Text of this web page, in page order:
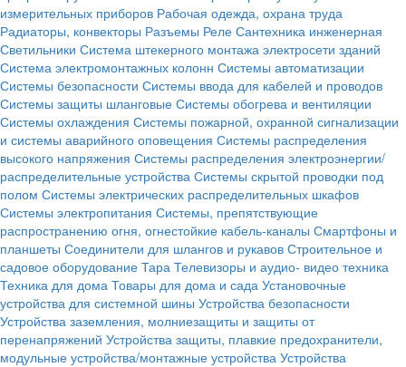
измерительных приборов Рабочая одежда, охрана труда
Радиаторы, конвекторы Разъемы Реле Сантехника инженерная
Светильники Система штекерного монтажа электросети зданий
Система электромонтажных колонн Системы автоматизации
Системы безопасности Системы ввода для кабелей и проводов
Системы защиты шланговые Системы обогрева и вентиляции
Системы охлаждения Системы пожарной, охранной сигнализации
и системы аварийного оповещения Системы распределения
высокого напряжения Системы распределения электроэнергии/
распределительные устройства Системы скрытой проводки под
полом Системы электрических распределительных шкафов
Системы электропитания Системы, препятствующие
распространению огня, огнестойкие кабель-каналы Смартфоны и
планшеты Соединители для шлангов и рукавов Строительное и
садовое оборудование Тара Телевизоры и аудио- видео техника
Техника для дома Товары для дома и сада Установочные
устройства для системной шины Устройства безопасности
Устройства заземления, молниезащиты и защиты от
перенапряжений Устройства защиты, плавкие предохранители,
модульные устройства/монтажные устройства Устройства